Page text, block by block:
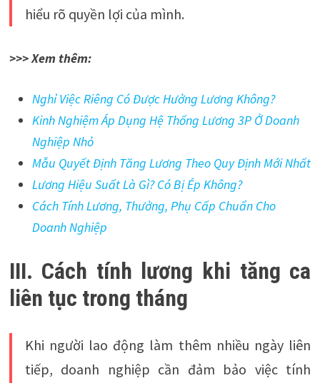
hiểu rõ quyền lợi của mình.
>>> Xem thêm:
Nghỉ Việc Riêng Có Được Hưởng Lương Không?
Kinh Nghiệm Áp Dụng Hệ Thống Lương 3P Ở Doanh
Nghiệp Nhỏ
Mẫu Quyết Định Tăng Lương Theo Quy Định Mới Nhất
Lương Hiệu Suất Là Gì? Có Bị Ép Không?
Cách Tính Lương, Thưởng, Phụ Cấp Chuẩn Cho
Doanh Nghiệp
III. Cách tính lương khi tăng ca
liên tục trong tháng
Khi người lao động làm thêm nhiều ngày liên
tiếp, doanh nghiệp cần đảm bảo việc tính